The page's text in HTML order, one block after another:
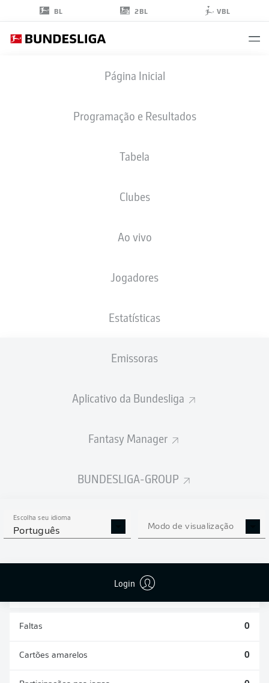
BL 2BL VBL
Página Inicial
Programação e Resultados
Tabela
Clubes
Ao vivo
Jogadores
Estatísticas
Emissoras
Aplicativo da Bundesliga
Fantasy Manager
BUNDESLIGA-GROUP
Escolha seu idioma
Português Modo de visualização
Login
ESTATÍSTICAS DA
TEMPORADA 2025/2026
Faltas 0
Cartões amarelos 0